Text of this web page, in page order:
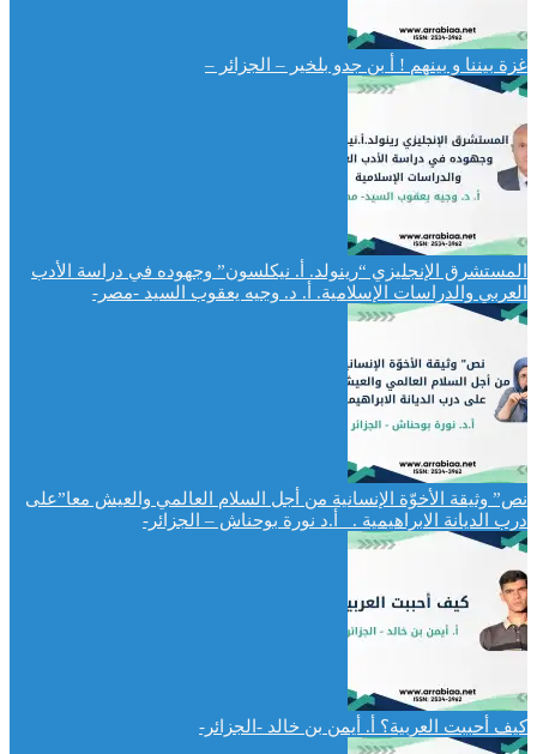
غزة بيننا و بينهم ! أ بن جدو بلخير – الجزائر –
المستشرق الإنجليزي “رينولد. أ. نيكلسون” وجهوده في دراسة الأدب
العربي والدراسات الإسلامية. أ. د. وجيه يعقوب السيد -مصر-
نص” وثيقة الأخوّة الإنسانية من أجل السلام العالمي والعيش معا”على
درب الديانة الابراهيمية . أ.د نورة بوحناش – الجزائر-
كيف أحببت العربية؟ أ. أيمن بن خالد -الجزائر-